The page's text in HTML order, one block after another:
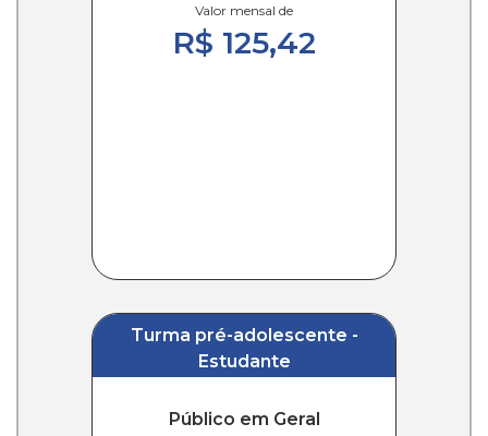
Valor mensal de
R$ 125,42
Turma pré-adolescente -
Estudante
Público em Geral